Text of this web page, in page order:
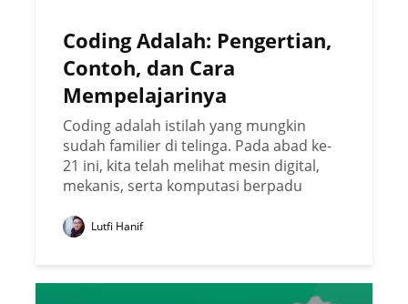
Coding Adalah: Pengertian,
Contoh, dan Cara
Mempelajarinya
Coding adalah istilah yang mungkin
sudah familier di telinga. Pada abad ke-
21 ini, kita telah melihat mesin digital,
mekanis, serta komputasi berpadu
fungsi melalui komunikasi yang...
Lutfi Hanif